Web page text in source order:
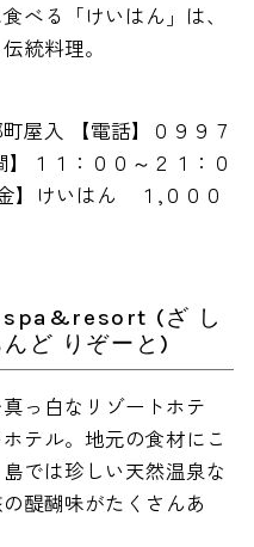
べる「けいはん」は、
統料理。
屋入 【電話】０９９７
１１：００～２１：０
】けいはん １,０００
spa&resort (ざ し
ど りぞーと)
っ白なリゾートホテ
テル。地元の食材にこ
では珍しい天然温泉な
醍醐味がたくさんあ